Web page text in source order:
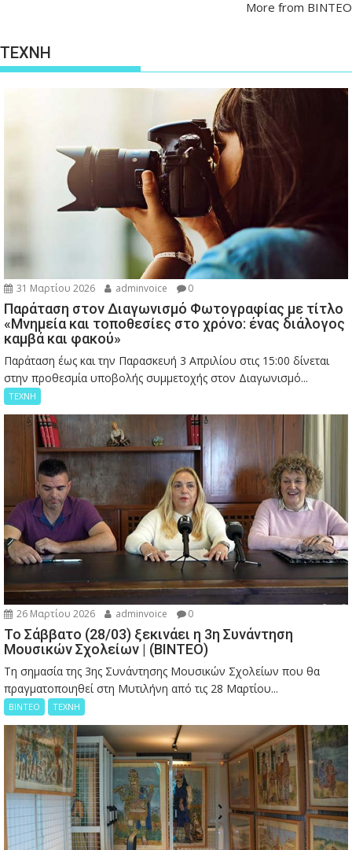
More from ΒΙΝΤΕΟ
ΤΕΧΝΗ
31 Μαρτίου 2026 adminvoice 0
Παράταση στον Διαγωνισμό Φωτογραφίας με τίτλο
«Μνημεία και τοποθεσίες στο χρόνο: ένας διάλογος
καμβά και φακού»
Παράταση έως και την Παρασκευή 3 Απριλίου στις 15:00 δίνεται
στην προθεσμία υποβολής συμμετοχής στον Διαγωνισμό...
ΤΕΧΝΗ
26 Μαρτίου 2026 adminvoice 0
Το Σάββατο (28/03) ξεκινάει η 3η Συνάντηση
Μουσικών Σχολείων | (ΒΙΝΤΕΟ)
Τη σημασία της 3ης Συνάντησης Μουσικών Σχολείων που θα
πραγματοποιηθεί στη Μυτιλήνη από τις 28 Μαρτίου...
ΒΙΝΤΕΟ ΤΕΧΝΗ